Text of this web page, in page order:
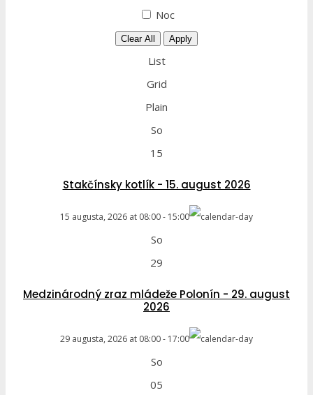
Noc
Clear All Apply
List
Grid
Plain
So
15
Stakčínsky kotlík - 15. august 2026
15 augusta, 2026 at 08:00- 15:00
So
29
Medzinárodný zraz mládeže Polonín - 29. august
2026
29 augusta, 2026 at 08:00- 17:00
So
05